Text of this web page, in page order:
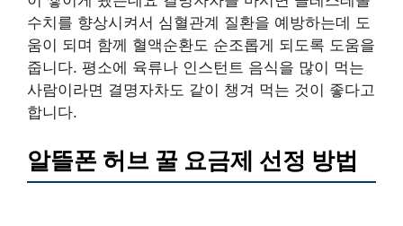
수치를 향상시켜서 심혈관계 질환을 예방하는데 도
움이 되며 함께 혈액순환도 순조롭게 되도록 도움을
줍니다. 평소에 육류나 인스턴트 음식을 많이 먹는
사람이라면 결명자차도 같이 챙겨 먹는 것이 좋다고
합니다.
알뜰폰 허브 꿀 요금제 선정 방법